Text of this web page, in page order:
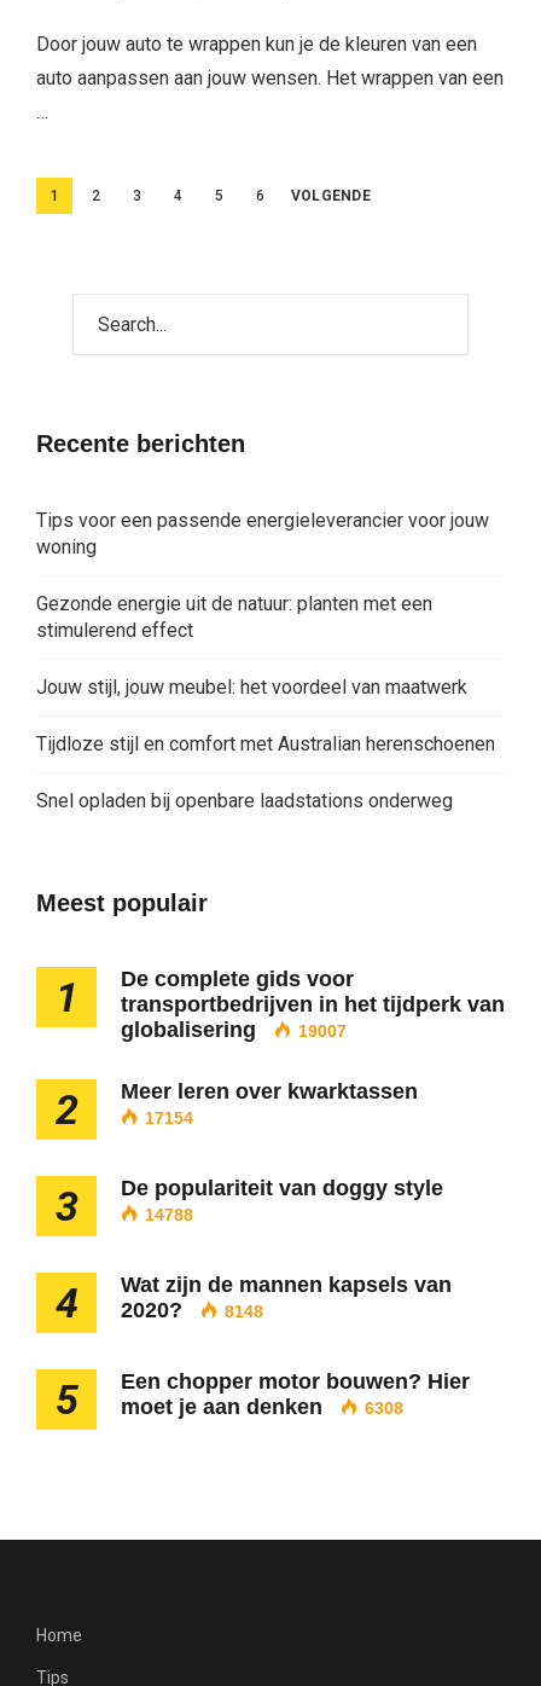
Door jouw auto te wrappen kun je de kleuren van een
auto aanpassen aan jouw wensen. Het wrappen van een
…
Berichten
1 2 3 4 5 6 VOLGENDE
Recente berichten
Tips voor een passende energieleverancier voor jouw
woning
Gezonde energie uit de natuur: planten met een
stimulerend effect
Jouw stijl, jouw meubel: het voordeel van maatwerk
Tijdloze stijl en comfort met Australian herenschoenen
Snel opladen bij openbare laadstations onderweg
Meest populair
1
De complete gids voor
transportbedrijven in het tijdperk van
globalisering
19007
2 Meer leren over kwarktassen
17154
3 De populariteit van doggy style
14788
4
Wat zijn de mannen kapsels van
2020?
8148
5
Een chopper motor bouwen? Hier
moet je aan denken
6308
Home
Tips